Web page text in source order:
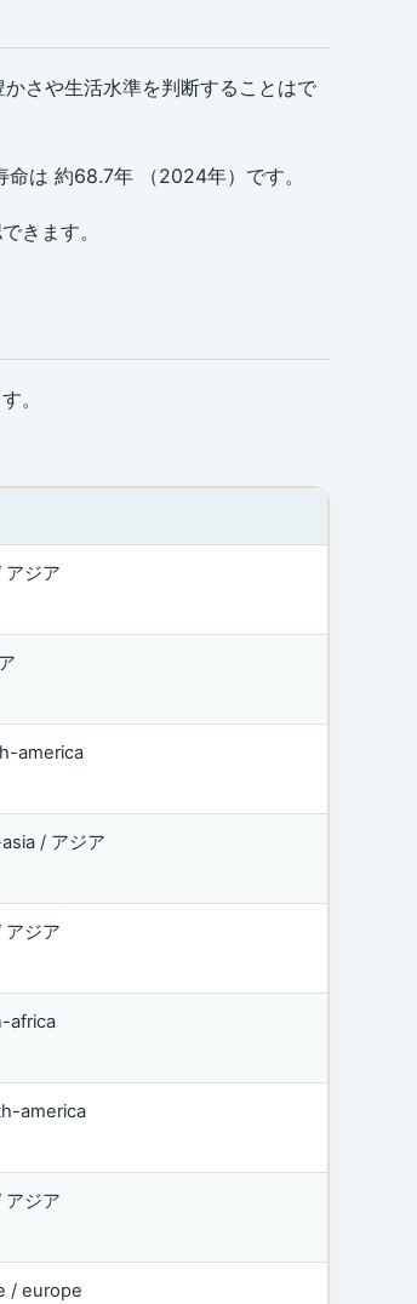
さや生活水準を判断することはで
は 約68.7年 （2024年）です。
きます。
。
ジア
america
/ アジア
ジア
africa
america
ジア
/ europe